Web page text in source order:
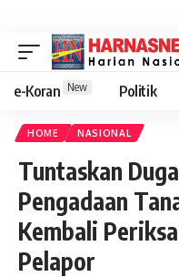
e-Koran New Politik
HOME NASIONAL
Tuntaskan
Pengadaan
Kembali
Pelapor